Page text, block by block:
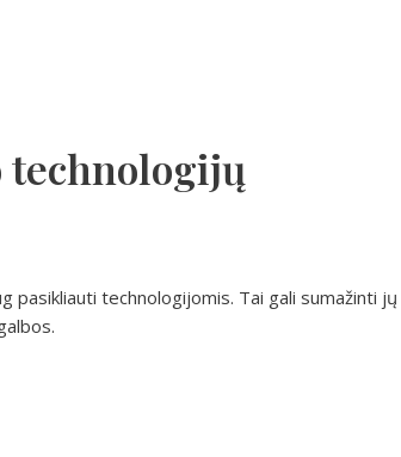
technologijų
pasikliauti technologijomis. Tai gali sumažinti jų